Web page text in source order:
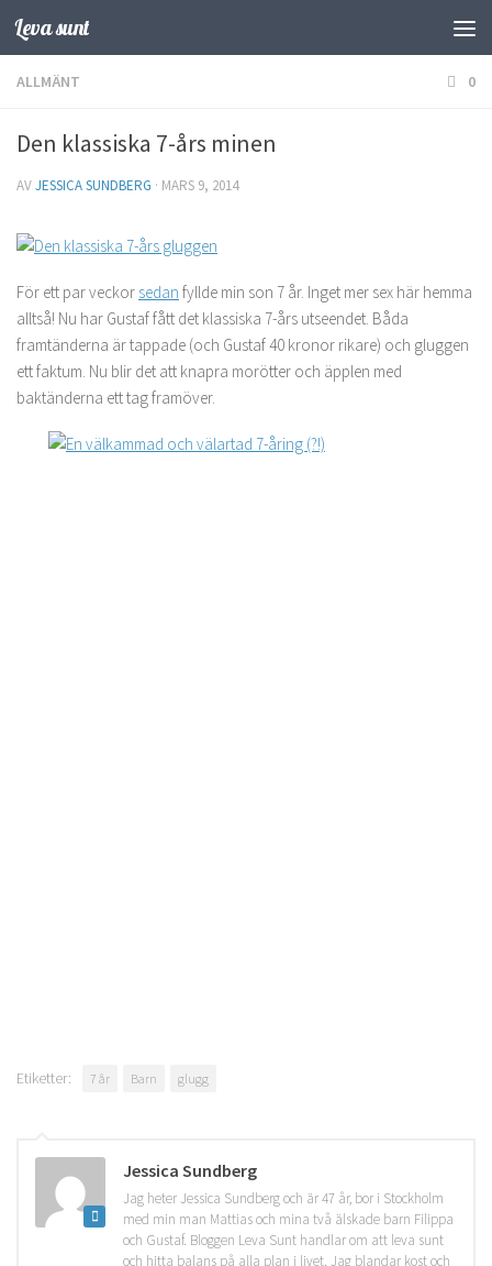
Hoppa till innehåll
Leva sunt
ALLMÄNT 0
Den klassiska 7-års minen
AVJESSICA SUNDBERG · MARS 9, 2014
För ett par veckor sedan fyllde min son 7 år. Inget mer sex här hemma
alltså! Nu har Gustaf fått det klassiska 7-års utseendet. Båda
framtänderna är tappade (och Gustaf 40 kronor rikare) och gluggen
ett faktum. Nu blir det att knapra morötter och äpplen med
baktänderna ett tag framöver.
Etiketter: 7 år Barn glugg
Jessica Sundberg
Jag heter Jessica Sundberg och är 47 år, bor i Stockholm
med min man Mattias och mina två älskade barn Filippa
och Gustaf. Bloggen Leva Sunt handlar om att leva sunt
och hitta balans på alla plan i livet. Jag blandar kost och